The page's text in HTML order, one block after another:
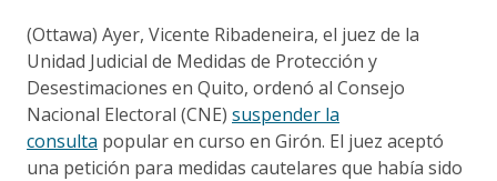
(Ottawa) Ayer, Vicente Ribadeneira, el juez de la
Unidad Judicial de Medidas de Protección y
Desestimaciones en Quito, ordenó al Consejo
Nacional Electoral (CNE) suspender la
consulta popular en curso en Girón. El juez aceptó
una petición para medidas cautelares que había sido